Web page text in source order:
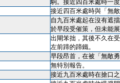
駒。接近四百米處時一
接近四百米處時與「無
自九百米處起在沒有遮
於早段受催策，但未能
出閘笨拙，其後不久在
左前蹄的蹄鐵。
早段昂首，在被「無敵
無特別報告。
接近九百米處時在搶口